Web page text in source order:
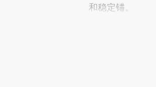
和稳定锚。